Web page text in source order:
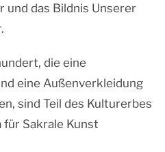
und das Bildnis Unserer
die eine
eine Außenverkleidung
sind Teil des Kulturerbes
für Sakrale Kunst